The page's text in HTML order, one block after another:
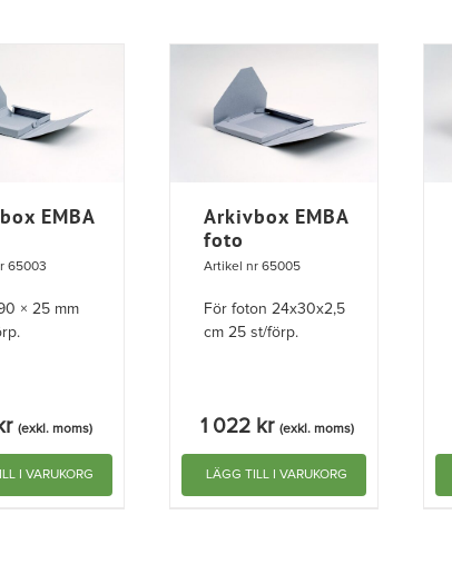
EMBA
65003
× 25 mm
(exkl. moms)
I VARUKORG
Arkivbox EMBA
foto
Artikel nr 65005
För foton 24x30x2,5
cm 25 st/förp.
1 022 kr (exkl. moms)
LÄGG TILL I VARUKORG